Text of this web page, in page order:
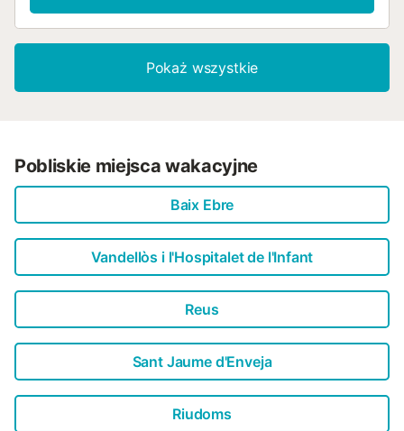
Pokaż wszystkie
Pobliskie miejsca wakacyjne
Baix Ebre
Vandellòs i l'Hospitalet de l'Infant
Reus
Sant Jaume d'Enveja
Riudoms